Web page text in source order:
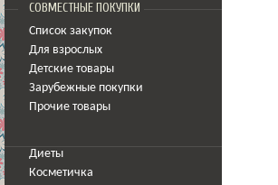
СОВМЕСТНЫЕ ПОКУПКИ
Список закупок
Для взрослых
Детские товары
Зарубежные покупки
Прочие товары
Диеты
Косметичка